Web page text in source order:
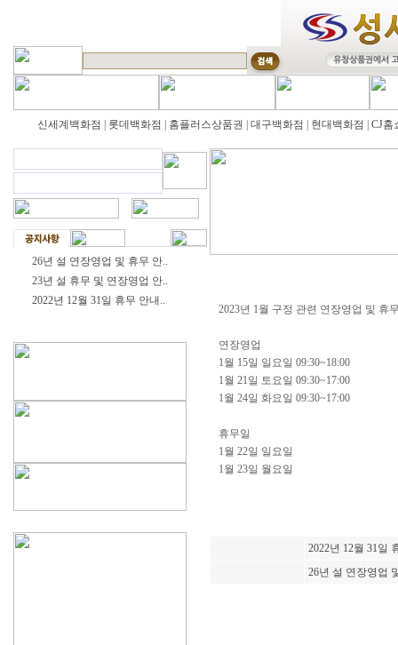
신세계백화점 롯데백화점 홈플러스상품권 대구백화점 현대백화점 CJ홈
26년 설 연장영업 및 휴무 안..
23년 설 휴무 및 연장영업 안..
2022년 12월 31일 휴무 안내..
2023년 1월 구정 관련 연장영업 및 휴
연장영업
1월 15일 일요일 09:30~18:00
1월 21일 토요일 09:30~17:00
1월 24일 화요일 09:30~17:00
휴무일
1월 22일 일요일
1월 23일 월요일
2022년 12월 31일
26년 설 연장영업